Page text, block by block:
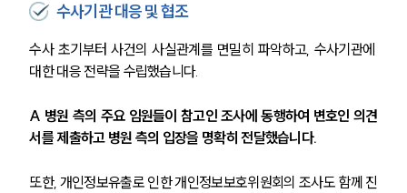
수사기관 대응 및 협조
수사 초기부터 사건의 사실관계를 면밀히 파악하고, 수사기관에
대한 대응 전략을 수립했습니다.
A 병원 측의 주요 임원들이 참고인 조사에 동행하여 변호인 의견
서를 제출하고 병원 측의 입장을 명확히 전달했습니다.
또한, 개인정보유출로 인한 개인정보보호위원회의 조사도 함께 진